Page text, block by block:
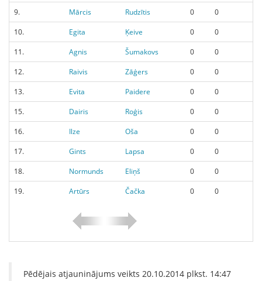
9.
Mārcis Rudzītis 0 0
10.
Egita Ķeive 0 0
11.
Agnis Šumakovs 0 0
12.
Raivis Zāģers 0 0
13.
Evita Paidere 0 0
15.
Dairis Roģis 0 0
16.
Ilze Oša 0 0
17.
Gints Lapsa 0 0
18.
Normunds Eliņš 0 0
19.
Artūrs Čačka 0 0
Pēdējais atjauninājums veikts 20.10.2014 plkst. 14:47